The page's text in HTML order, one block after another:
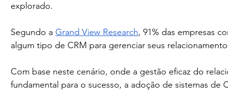
explorado.
Segundo a Grand View Research, 91% das empresas
algum tipo de CRM para gerenciar seus
Com base neste cenário, onde a gestão eficaz do
fundamental para o sucesso, a adoção de sistemas de